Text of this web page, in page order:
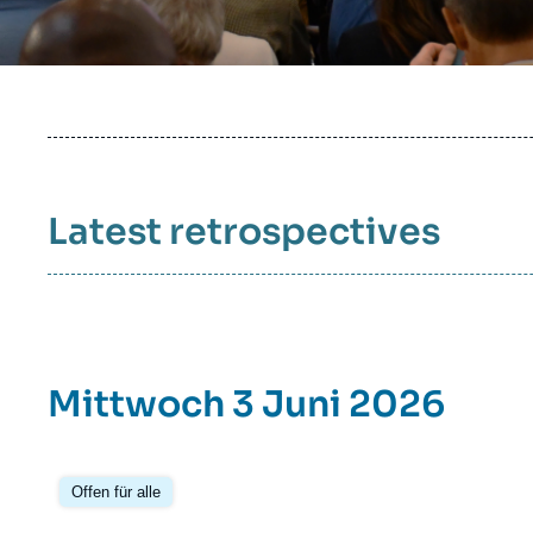
Partners & Our Network
Artificial Intelligence
Latest retrospectives
Mittwoch 3 Juni 2026
Offen für alle